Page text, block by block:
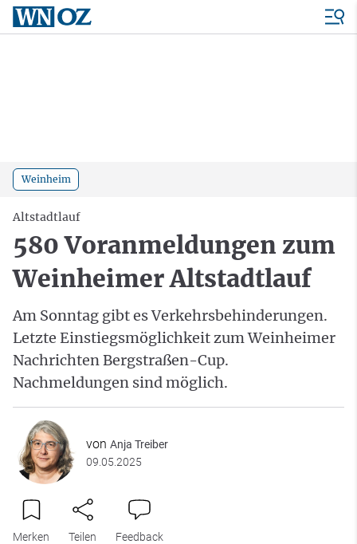
Weinheim
Altstadtlauf
580 Voranmeldungen zum
Weinheimer Altstadtlauf
Am Sonntag gibt es Verkehrsbehinderungen.
Letzte Einstiegsmöglichkeit zum Weinheimer
Nachrichten Bergstraßen-Cup.
Nachmeldungen sind möglich.
von Anja Treiber
09.05.2025
Merken Teilen Feedback